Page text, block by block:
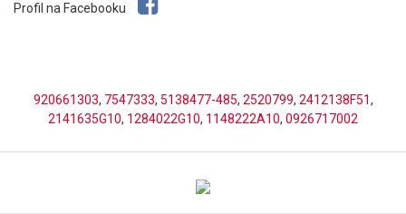
Profil na Facebooku
920661303, 7547333, 5138477-485, 2520799, 2412138F51,
2141635G10, 1284022G10, 1148222A10, 0926717002